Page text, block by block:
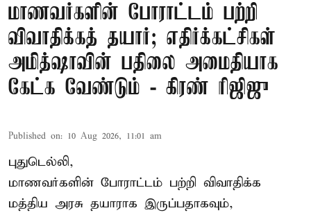
மாணவர்களின் போராட்டம் பற்றி
விவாதிக்கத் தயார்; எதிர்க்கட்சிகள்
அமித்ஷாவின் பதிலை அமைதியாக
கேட்க வேண்டும் - கிரண் ரிஜிஜு
Published on: 10 Aug 2026, 11:01 am
புதுடெல்லி,
மாணவர்களின் போராட்டம் பற்றி விவாதிக்க
மத்திய அரசு தயாராக இருப்பதாகவும்,